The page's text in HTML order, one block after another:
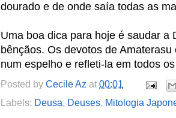
dourado e de onde saía todas as
Uma boa dica para hoje é saudar a
bênçãos. Os devotos de
num espelho e refleti-la em todos
Posted by Cecile Az at 00:01
Labels: Deusa, Deuses, Mitologia